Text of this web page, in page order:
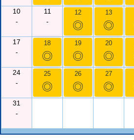
10
-
11
-
12
◎
13
◎
17
-
18
◎
19
◎
20
◎
24
-
25
◎
26
◎
27
◎
31
-